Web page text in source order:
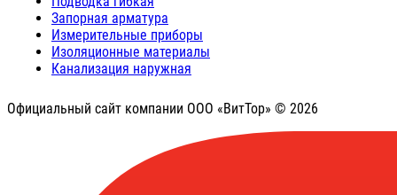
Запорная арматура
Измерительные приборы
Изоляционные материалы
Канализация наружная
Официальный сайт компании ООО «ВитТор» © 2026